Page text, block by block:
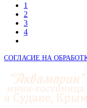
1
2
3
4
СОГЛАСИЕ НА